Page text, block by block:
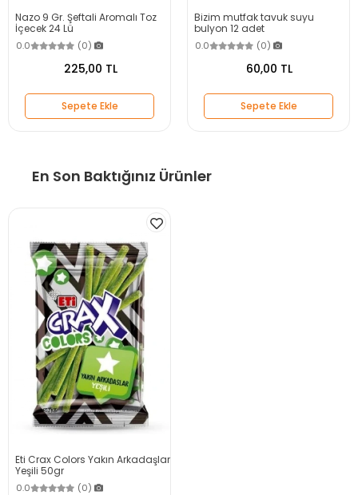
Nazo 9 Gr. Şeftali Aromalı Toz
İçecek 24 Lü
0.0 (0)
225,00 TL
Sepete Ekle
Bizim mutfak tavuk suyu
bulyon 12 adet
0.0 (0)
60,00 TL
Sepete Ekle
En Son Baktığınız Ürünler
Eti Crax Colors Yakın Arkadaşlar
Yeşili 50gr
0.0 (0)